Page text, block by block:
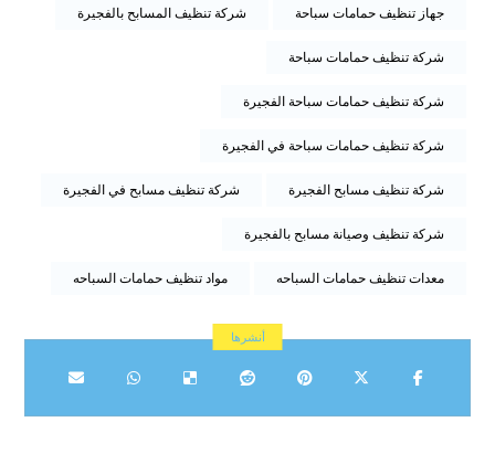
جهاز تنظيف حمامات سباحة شركة تنظيف المسابح بالفجيرة
شركة تنظيف حمامات سباحة
شركة تنظيف حمامات سباحة الفجيرة
شركة تنظيف حمامات سباحة في الفجيرة
شركة تنظيف مسابح الفجيرة شركة تنظيف مسابح في الفجيرة
شركة تنظيف وصيانة مسابح بالفجيرة
معدات تنظيف حمامات السباحه مواد تنظيف حمامات السباحه